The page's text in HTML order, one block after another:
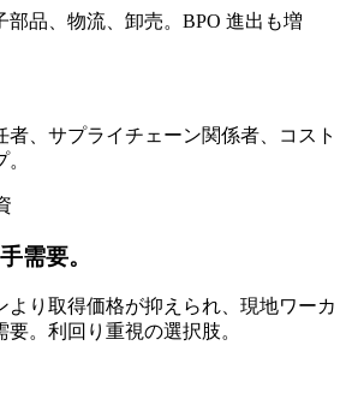
部品、物流、卸売。BPO 進出も増
者、サプライチェーン関係者、コスト
需要。
より取得価格が抑えられ、現地ワーカ
。利回り重視の選択肢。